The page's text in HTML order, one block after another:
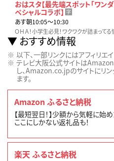
おはスタ【最先端スポット「ワ
ペシャルコラボ】 字
あす朝10:05〜10:30
おすすめ情報
以下、一部リンクにはアフィリエ
テレビ大阪公式サイトはAmazon
し、Amazon.co.jpのサイトにリ
ます。
Amazon ふるさと納税
【最短翌日！】少額から気軽に始
ここにしかない返礼品も！
楽天 ふるさと納税